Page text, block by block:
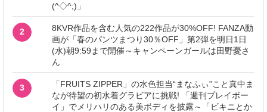
(^◇^;)」
2
8KVR作品を含む人気の222作品が30%OFF! FANZA動
画が「春のパンツまつり30％OFF」第2弾を明日1日
(水)朝9:59まで開催～キャンペーンガールは田野憂さ
ん
3
「FRUITS ZIPPER」の水色担当“まなふぃ”こと真中ま
なが待望の初水着グラビアに挑戦! 「週刊プレイボー
イ」でメリハリのある美ボディを披露～「ビキニとか